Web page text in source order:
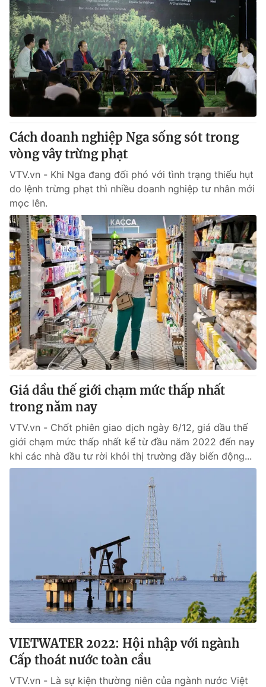
VTV Money VTV Thể thao
VTV Sức khoẻ Bất động sản
Thị trường 24h Tấm lòng Việt
VTV4 Vươn mình bằng AI
VTV9
Liên hệ tòa soạn English
THỜI BÁO VTV
Theo dõi báo trên
Cơ quan chủ quản:Đài Truyền hình Việt Nam
Cơ quan báo chí:Thời báo VTV
Giấy phép hoạt động báo in và báo điện tử số 483/GP-BTTTT
cấp ngày 29/12/2023
Tổng Biên tập:Vũ Thanh Thủy
Phó Tổng Biên tập:Nguyễn Thị Mỹ Hạnh, Phạm Quốc Thắng,
Tổng đài VTV:
024.38 355 931 - 024.38 355 932
Ðiện thoại Thời báo VTV: 024.66 897 897
Email:toasoan@vtv.vn
024-7300.7108
® Cấm sao chép dưới mọi hình thức nếu không có sự chấp
thuận bằng văn bản. Ghi rõ nguồn VTV.vn khi phát hành lại
thông tin từ website này.
Cách doanh nghiệp Nga sống sót trong
vòng vây trừng phạt
VTV.vn - Khi Nga đang đối phó với tình trạng thiếu hụt
do lệnh trừng phạt thì nhiều doanh nghiệp tư nhân mới
mọc lên.
Giá dầu thế giới chạm mức thấp nhất
trong năm nay
VTV.vn - Chốt phiên giao dịch ngày 6/12, giá dầu thế
giới chạm mức thấp nhất kể từ đầu năm 2022 đến nay
khi các nhà đầu tư rời khỏi thị trường đầy biến động...
VIETWATER 2022: Hội nhập với ngành
Cấp thoát nước toàn cầu
VTV.vn - Là sự kiện thường niên của ngành nước Việt